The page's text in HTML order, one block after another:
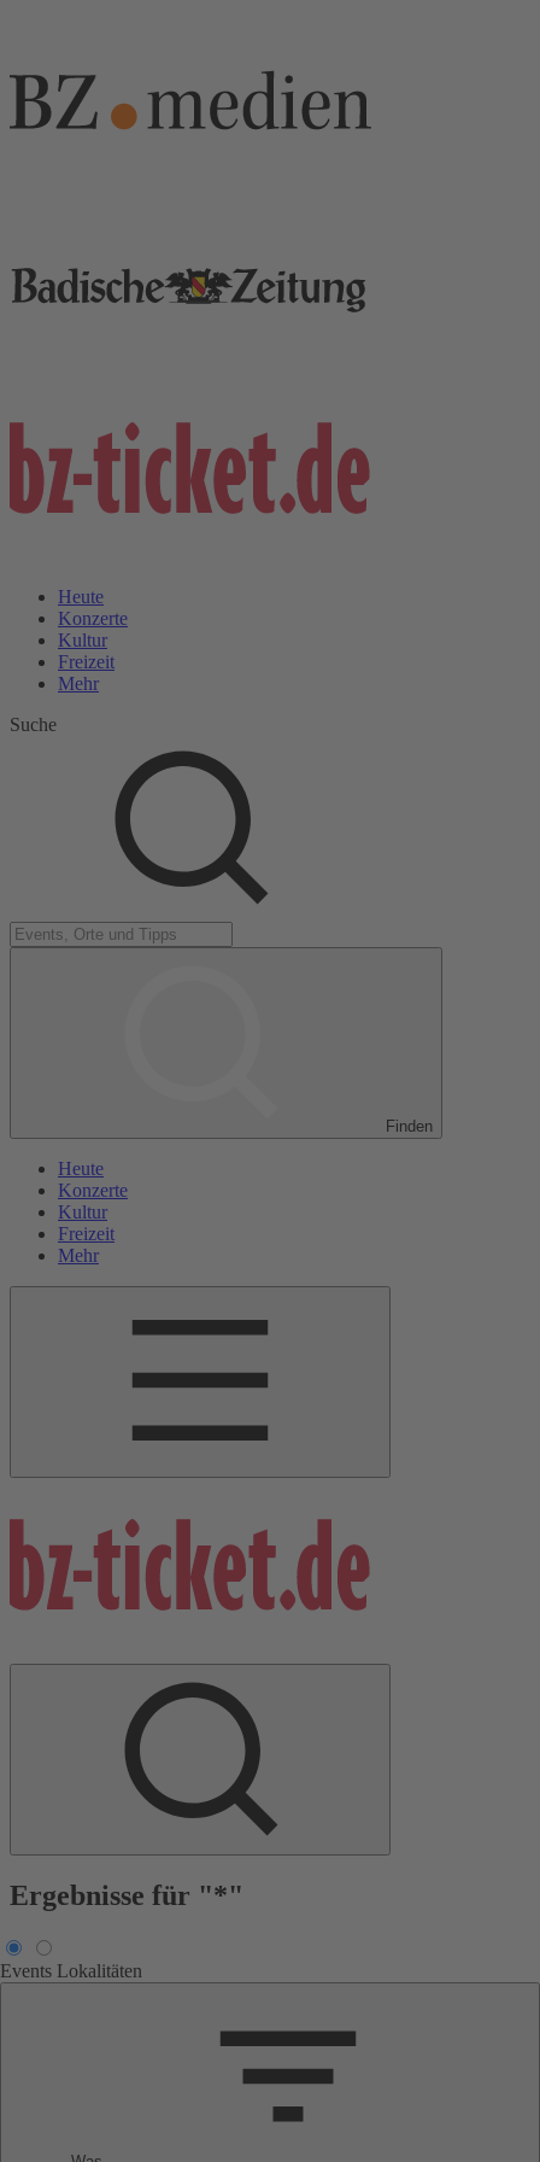
Heute
Konzerte
Kultur
Freizeit
Mehr
Suche
Finden
Heute
Konzerte
Kultur
Freizeit
Mehr
Ergebnisse für "*"
Events Lokalitäten